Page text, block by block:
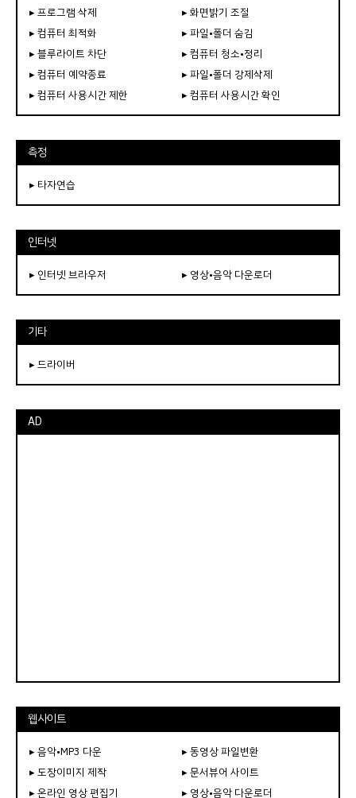
▸ 프로그램 삭제
▸ 화면밝기 조절
▸ 컴퓨터 최적화
▸ 파일•폴더 숨김
▸ 블루라이트 차단
▸ 컴퓨터 청소•정리
▸ 컴퓨터 예약종료
▸ 파일•폴더 강제삭제
▸ 컴퓨터 사용시간 제한
▸ 컴퓨터 사용시간 확인
측정
▸ 타자연습
인터넷
▸ 인터넷 브라우저 ▸ 영상•음악 다운로더
기타
▸ 드라이버
AD
웹사이트
▸ 음악•MP3 다운
▸ 동영상 파일변환
▸ 도장이미지 제작
▸ 문서뷰어 사이트
▸ 온라인 영상 편집기
▸ 영상•음악 다운로더